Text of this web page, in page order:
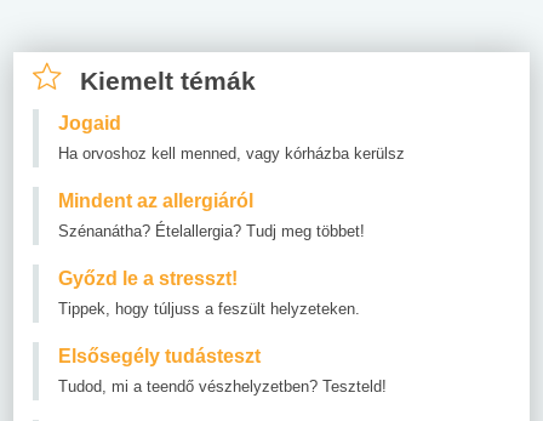
Kiemelt témák
Jogaid
Ha orvoshoz kell menned, vagy kórházba kerülsz
Mindent az allergiáról
Szénanátha? Ételallergia? Tudj meg többet!
Győzd le a stresszt!
Tippek, hogy túljuss a feszült helyzeteken.
Elsősegély tudásteszt
Tudod, mi a teendő vészhelyzetben? Teszteld!